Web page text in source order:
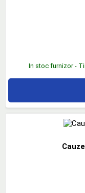
In stoc furnizor -